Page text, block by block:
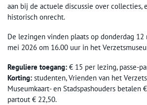
aan bij de actuele discussie over collecties,
historisch onrecht.
De lezingen vinden plaats op donderdag 12
mei 2026 om 16.00 uur in het
Reguliere toegang: € 15 per lezing, passe-
Korting: studenten, Vrienden van het
Museumkaart- en Stadspashouders betalen
partout € 22,50.